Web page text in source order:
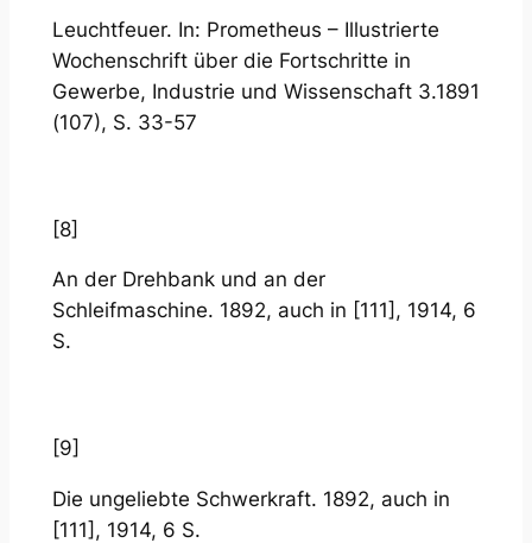
Leuchtfeuer. In: Prometheus – Illustrierte
Wochenschrift über die Fortschritte in
Gewerbe, Industrie und Wissenschaft 3.1891
(107), S. 33-57
[8]
An der Drehbank und an der
Schleifmaschine. 1892, auch in [111], 1914, 6
S.
[9]
Die ungeliebte Schwerkraft. 1892, auch in
[111], 1914, 6 S.